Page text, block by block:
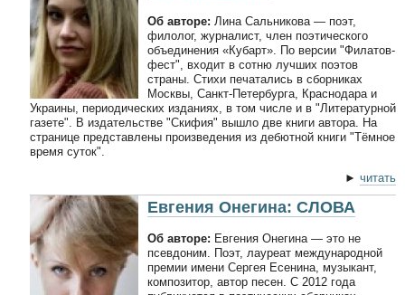
Об авторе: Лина Сальникова — поэт,
филолог, журналист, член поэтического
объединения «Кубарт». По версии "Филатов-
фест", входит в сотню лучших поэтов
страны. Стихи печатались в сборниках
Москвы, Санкт-Петербурга, Краснодара и
Украины, периодических изданиях, в том числе и в "Литературной
газете". В издательстве "Скифия" вышло две книги автора. На
странице представлены произведения из дебютной книги "Тёмное
время суток".
► читать
Евгения Онегина: СЛОВА
Об авторе: Евгения Онегина — это не
псевдоним. Поэт, лауреат международной
премии имени Сергея Есенина, музыкант,
композитор, автор песен. С 2012 года